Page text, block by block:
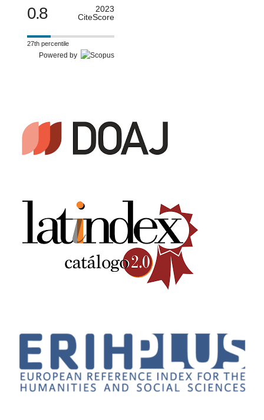
0.8
2023
CiteScore
27th percentile
Powered by